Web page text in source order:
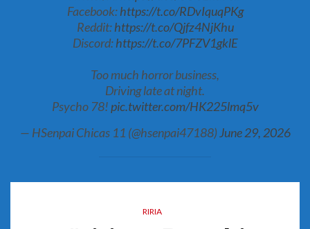
Facebook:https://t.co/RDvIquqPKg
Reddit:https://t.co/Qjfz4NjKhu
Discord:https://t.co/7PFZV1gklE
Too much horror business,
Driving late at night.
Psycho 78!pic.twitter.com/HK225lmq5v
— HSenpai Chicas 11 (@hsenpai47188) June 29, 2026
RIRIA